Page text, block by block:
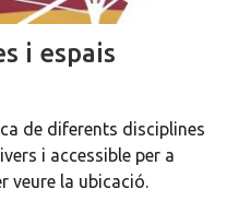
i espais
de diferents disciplines
i accessible per a
veure la ubicació.